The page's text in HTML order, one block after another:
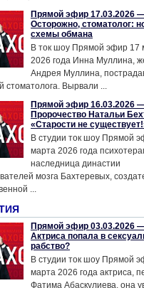
Прямой эфир 17.03.2026
Осторожно, стоматолог:
схемы обмана
В ток шоу Прямой эфир 17
2026 года Инна Муллина,
Андрея Муллина,
стоматолога. Вырвали ...
Прямой эфир 16.03.2026
Пророчество Натальи
«Старости не
В студии ток шоу Прямой
марта 2026 года
наследница династии
мозга Бахтеревых,
...
Прямой эфир 03.03.2026
Актриса попала в
рабство?
В студии ток шоу Прямой
марта 2026 года актриса,
Фатима Абаскулиева, она